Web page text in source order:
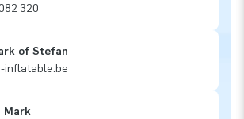
320
of Stefan
inflatable.be
Mark